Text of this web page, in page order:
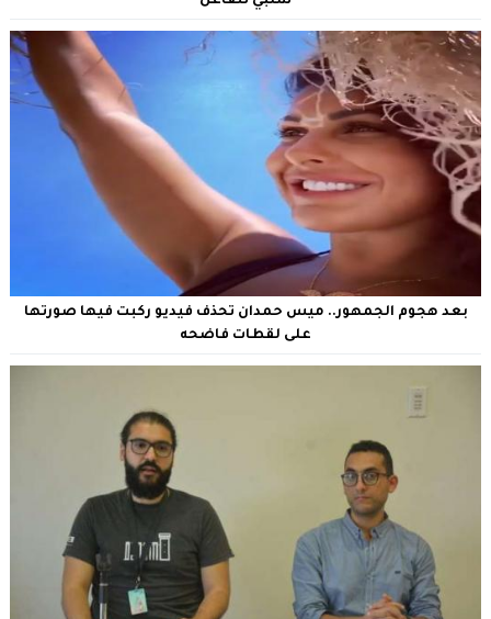
بعد هجوم الجمهور.. ميس حمدان تحذف فيديو ركبت فيها صورتها
على لقطات فاضحه